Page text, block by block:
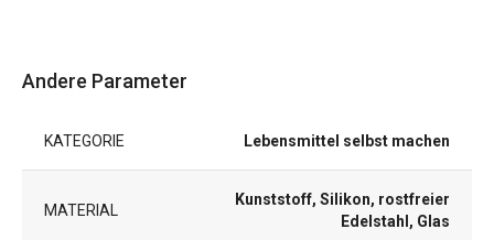
Andere Parameter
KATEGORIE Lebensmittel selbst machen
MATERIAL
Kunststoff, Silikon, rostfreier
Edelstahl, Glas